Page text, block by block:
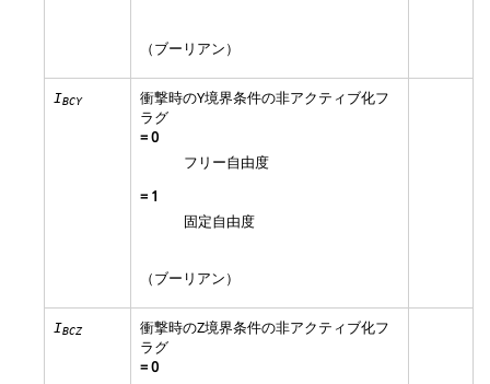
（ブーリアン）
IBCY
衝撃時のY境界条件の非アクティブ化フ
ラグ
=0
フリー自由度
= 1
固定自由度
（ブーリアン）
IBCZ
衝撃時のZ境界条件の非アクティブ化フ
ラグ
=0